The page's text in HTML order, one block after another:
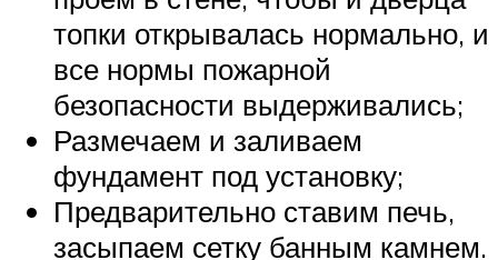
топки открывалась нормально, и
все нормы пожарной
безопасности выдерживались;
Размечаем и заливаем
фундамент под установку;
Предварительно ставим печь,
засыпаем сетку банным камнем.